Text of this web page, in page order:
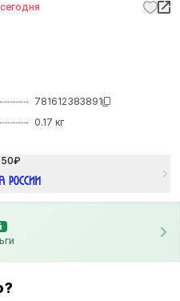
781612383891
0.17 кг